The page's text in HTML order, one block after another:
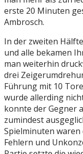
erste 20 Minuten
Ambrosch.
In der zweiten
und alle bekamen
man weiterhin
drei
Führung mit 10
wurde allerding
konnte der Gegner
zumindest
Spielminuten
Fehlern und